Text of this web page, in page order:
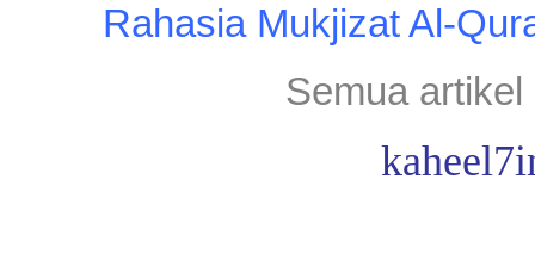
Rahasia Mukjizat Al-
Semua